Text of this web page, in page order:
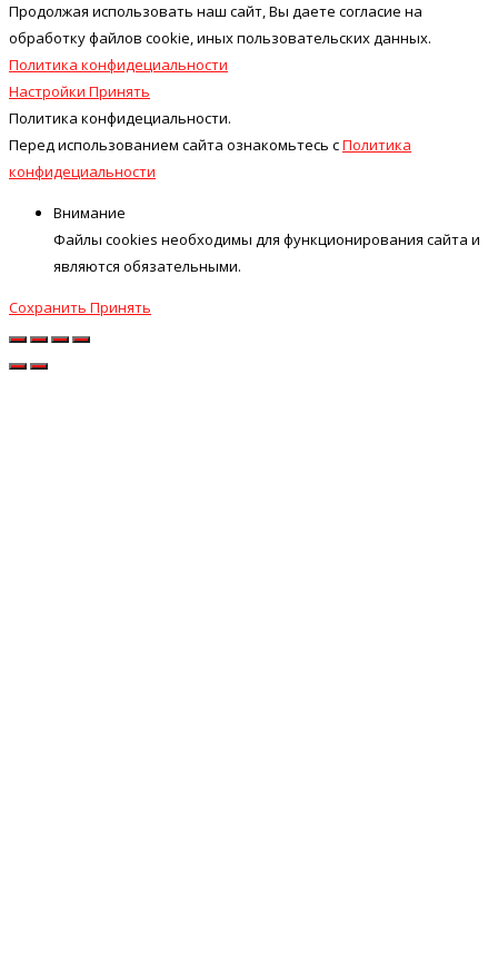
Продолжая использовать наш cайт, Вы даете согласие на
обработку файлов cookie, иных пользовательских данных.
Политика конфидециальности
Настройки Принять
Политика конфидециальности.
Перед использованием сайта ознакомьтесь сПолитика
конфидециальности
Внимание
Файлы cookies необходимы для функционирования сайта и
являются обязательными.
Сохранить Принять